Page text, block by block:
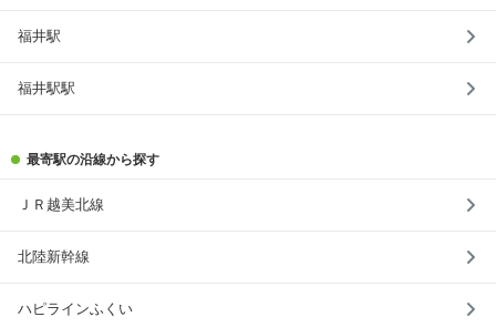
福井駅
福井駅駅
最寄駅の沿線から探す
ＪＲ越美北線
北陸新幹線
ハピラインふくい